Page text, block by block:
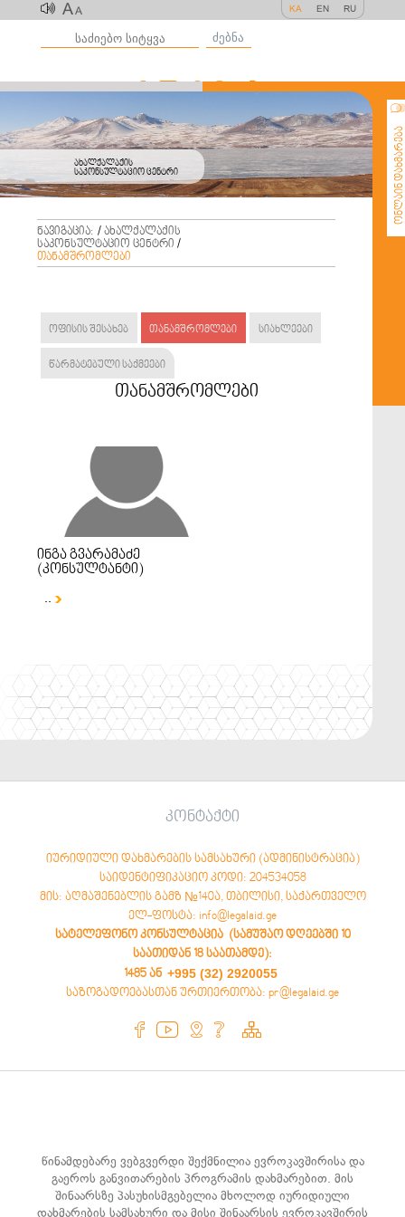
AA KA EN RU
ძებნა
ახალქალაქის
საკონსულტაციო ცენტრი
ონლაინ დახმარება
ნავიგაცია: / ახალქალაქის
საკონსულტაციო ცენტრი /
თანამშრომლები
ოფისის შესახებ თანამშრომლები სიახლეები
წარმატებული საქმეები
თანამშრომლები
ინგა გვარამაძე
(კონსულტანტი)
..
კონტაქტი
იურიდიული დახმარების სამსახური (ადმინისტრაცია)
საიდენტიფიკაციო კოდი: 204534058
მის: აღმაშენებლის გამზ №140ა, თბილისი, საქართველო
ელ-ფოსტა: info@legalaid.ge
სატელეფონო კონსულტაცია (სამუშაო დღეებში 10
საათიდან 18 საათამდე):
1485 ან +995 (32) 2920055
საზოგადოებასთან ურთიერთობა: pr@legalaid.ge
წინამდებარე ვებგვერდი შექმნილია ევროკავშირისა და
გაეროს განვითარების პროგრამის დახმარებით. მის
შინაარსზე პასუხისმგებელია მხოლოდ იურიდიული
დახმარების სამსახური და მისი შინაარსის ევროკავშირის